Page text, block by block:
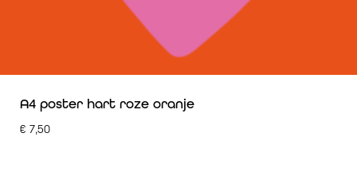
A4 poster hart roze oranje
€ 7,50